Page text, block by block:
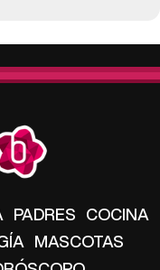
PADRES COCINA
MASCOTAS